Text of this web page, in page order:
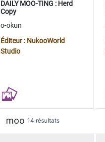
DAILY MOO-TING : Herd
Copy
o-okun
Éditeur : NukooWorld
Studio
moo 14 résultats